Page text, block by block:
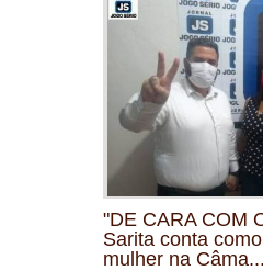
"DE CARA COM
Sarita conta
mulher na Câma...